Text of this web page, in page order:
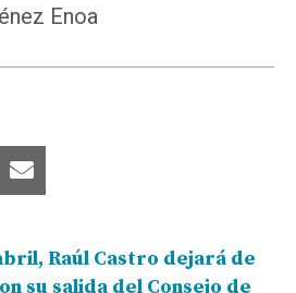
Enoa
Raúl Castro dejará de
su salida del Consejo de